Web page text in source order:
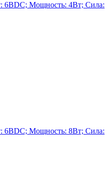
6ВDC; Мощность: 4Вт; Сила:
6ВDC; Мощность: 8Вт; Сила: